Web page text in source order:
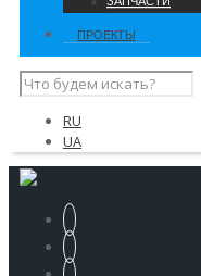
ПРОЕКТЫ
RU
UA